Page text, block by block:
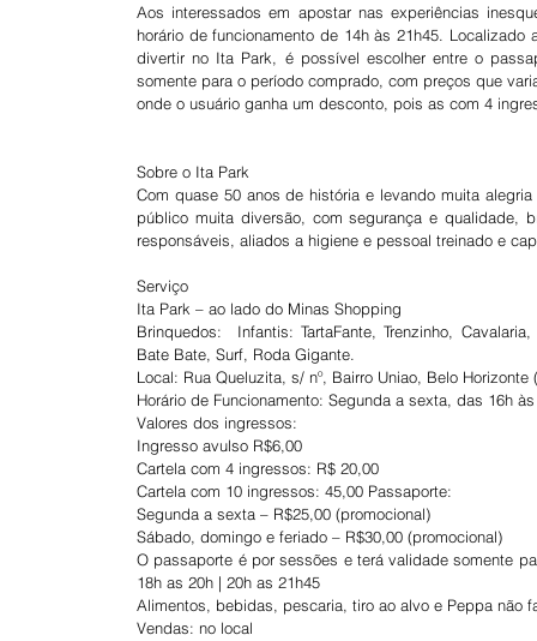
Aos interessados em apostar nas experiências
horário de funcionamento de 14h às 21h45.
divertir no Ita Park, é possível escolher entre o
somente para o período comprado, com preços que
onde o usuário ganha um desconto, pois as com 4
Sobre o Ita Park
Com quase 50 anos de história e levando muita
público muita diversão, com segurança e qualidade,
responsáveis, aliados a higiene e pessoal treinado e
Serviço
Ita Park – ao lado do Minas Shopping
Brinquedos:  Infantis: TartaFante, Trenzinho,
Bate Bate, Surf, Roda Gigante.
Local: Rua Queluzita, s/ nº, Bairro Uniao, Belo
Horário de Funcionamento: Segunda a sexta, das 16h
Valores dos ingressos:
Ingresso avulso R$6,00
Cartela com 4 ingressos: R$ 20,00
Cartela com 10 ingressos: 45,00 Passaporte:
Segunda a sexta – R$25,00 (promocional)
Sábado, domingo e feriado – R$30,00 (promocional)
O passaporte é por sessões e terá validade somente
18h as 20h | 20h as 21h45
Alimentos, bebidas, pescaria, tiro ao alvo e Peppa não
Vendas: no local